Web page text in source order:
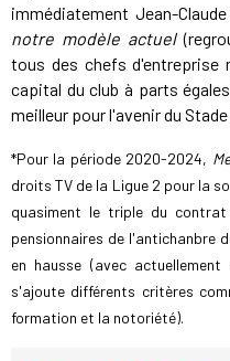
immédiatement Jean-
notre modèle actuel
tous des chefs d'entreprise
capital du club à parts
meilleur pour l'avenir du Stade
*Pour la période 2020-2024,
droits TV de la Ligue 2 pour la
quasiment le triple du contrat
pensionnaires de l'antichanbre
en hausse (avec
s'ajoute différents critères
formation et la notoriété).